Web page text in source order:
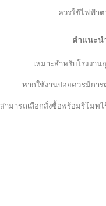
ควรใช้ไฟฟ้า
คำแนะน
เหมาะสำหรับโรงงา
หากใช้งานบ่อยควรมีกา
สามารถเลือกสั่งซื้อพร้อมรีโมท